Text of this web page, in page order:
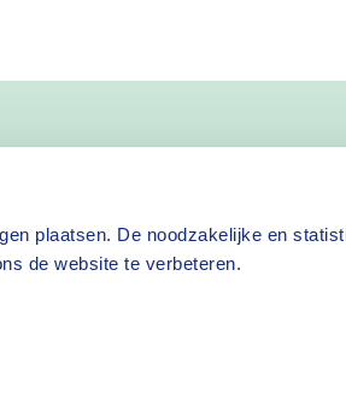
plaatsen. De noodzakelijke en
de website te verbeteren.
aanvragen